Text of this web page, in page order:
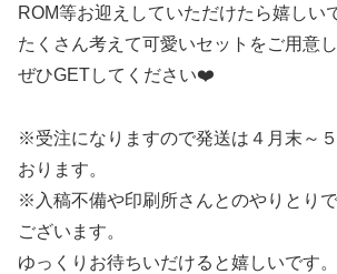
ROM等お迎えしていただけたら嬉しい
たくさん考えて可愛いセットをご用意
ぜひGETしてください❤️
※受注になりますので発送は４月末～
おります。
※入稿不備や印刷所さんとのやりとり
ございます。
ゆっくりお待ちいだけると嬉しいです。